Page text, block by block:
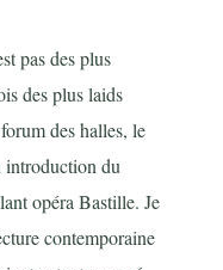
pas des plus
des plus laids
des halles, le
introduction du
opéra Bastille. Je
contemporaine